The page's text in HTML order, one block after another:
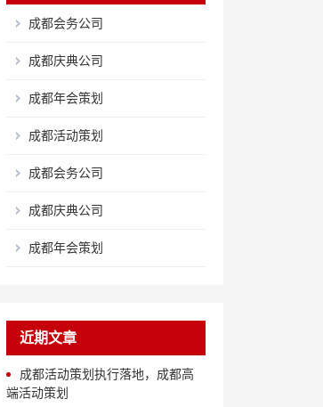
成都会务公司
成都庆典公司
成都年会策划
成都活动策划
成都会务公司
成都庆典公司
成都年会策划
近期文章
成都活动策划执行落地，成都高
端活动策划